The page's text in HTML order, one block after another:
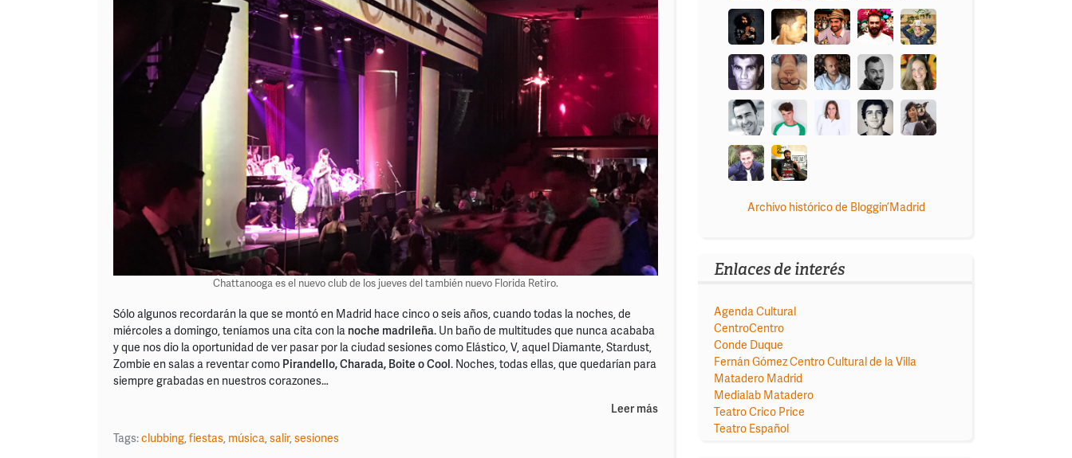
Chattanooga es el nuevo club de los jueves del también nuevo Florida Retiro.
Sólo algunos recordarán la que se montó en Madrid hace cinco o seis años, cuando todas la noches, de
miércoles a domingo, teníamos una cita con la noche madrileña. Un baño de multitudes que nunca acababa
y que nos dio la oportunidad de ver pasar por la ciudad sesiones como Elástico, V, aquel Diamante, Stardust,
Zombie en salas a reventar como Pirandello, Charada, Boite o Cool. Noches, todas ellas, que quedarían para
siempre grabadas en nuestros corazones…
Leer más
Tags:clubbing,fiestas, música,salir,sesiones
Archivo histórico de Bloggin’Madrid
Enlaces de interés
Agenda Cultural
CentroCentro
Conde Duque
Fernán Gómez Centro Cultural de la Villa
Matadero Madrid
Medialab Matadero
Teatro Crico Price
Teatro Español